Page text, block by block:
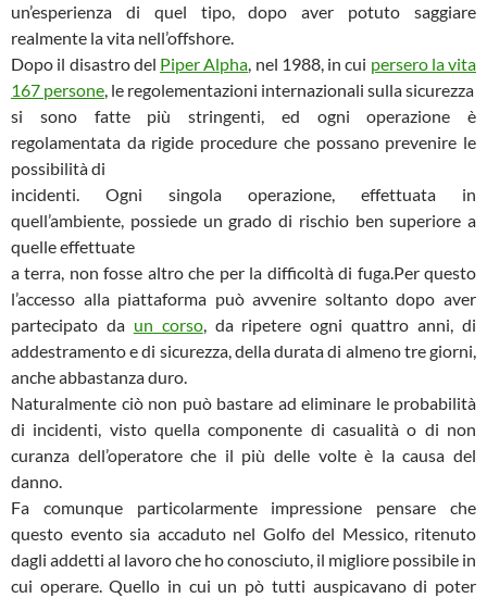
un’esperienza di quel tipo, dopo aver potuto saggiare
realmente la vita nell’offshore.
Dopo il disastro del Piper Alpha, nel 1988, in cui persero la vita
167 persone, le regolementazioni internazionali sulla sicurezza
si sono fatte più stringenti, ed ogni operazione è
regolamentata da rigide procedure che possano prevenire le
possibilità di
incidenti. Ogni singola operazione, effettuata in
quell’ambiente, possiede un grado di rischio ben superiore a
quelle effettuate
a terra, non fosse altro che per la difficoltà di fuga.Per questo
l’accesso alla piattaforma può avvenire soltanto dopo aver
partecipato da un corso, da ripetere ogni quattro anni, di
addestramento e di sicurezza, della durata di almeno tre giorni,
anche abbastanza duro.
Naturalmente ciò non può bastare ad eliminare le probabilità
di incidenti, visto quella componente di casualità o di non
curanza dell’operatore che il più delle volte è la causa del
danno.
Fa comunque particolarmente impressione pensare che
questo evento sia accaduto nel Golfo del Messico, ritenuto
dagli addetti al lavoro che ho conosciuto, il migliore possibile in
cui operare. Quello in cui un pò tutti auspicavano di poter